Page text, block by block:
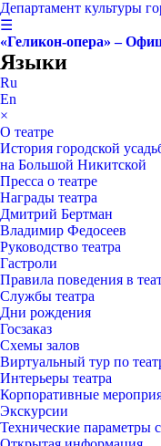
Департамент культуры
☰
«Геликон-опера» –
Языки
Ru
En
×
О театре
История городской
на Большой Никитской
Пресса о театре
Награды театра
Дмитрий Бертман
Владимир Федосеев
Руководство театра
Гастроли
Правила поведения в
Службы театра
Дни рождения
Госзаказ
Схемы залов
Виртуальный тур по
Интерьеры театра
Корпоративные
Экскурсии
Технические параметры